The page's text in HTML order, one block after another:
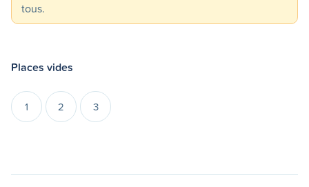
tous.
Places vides
1 2 3